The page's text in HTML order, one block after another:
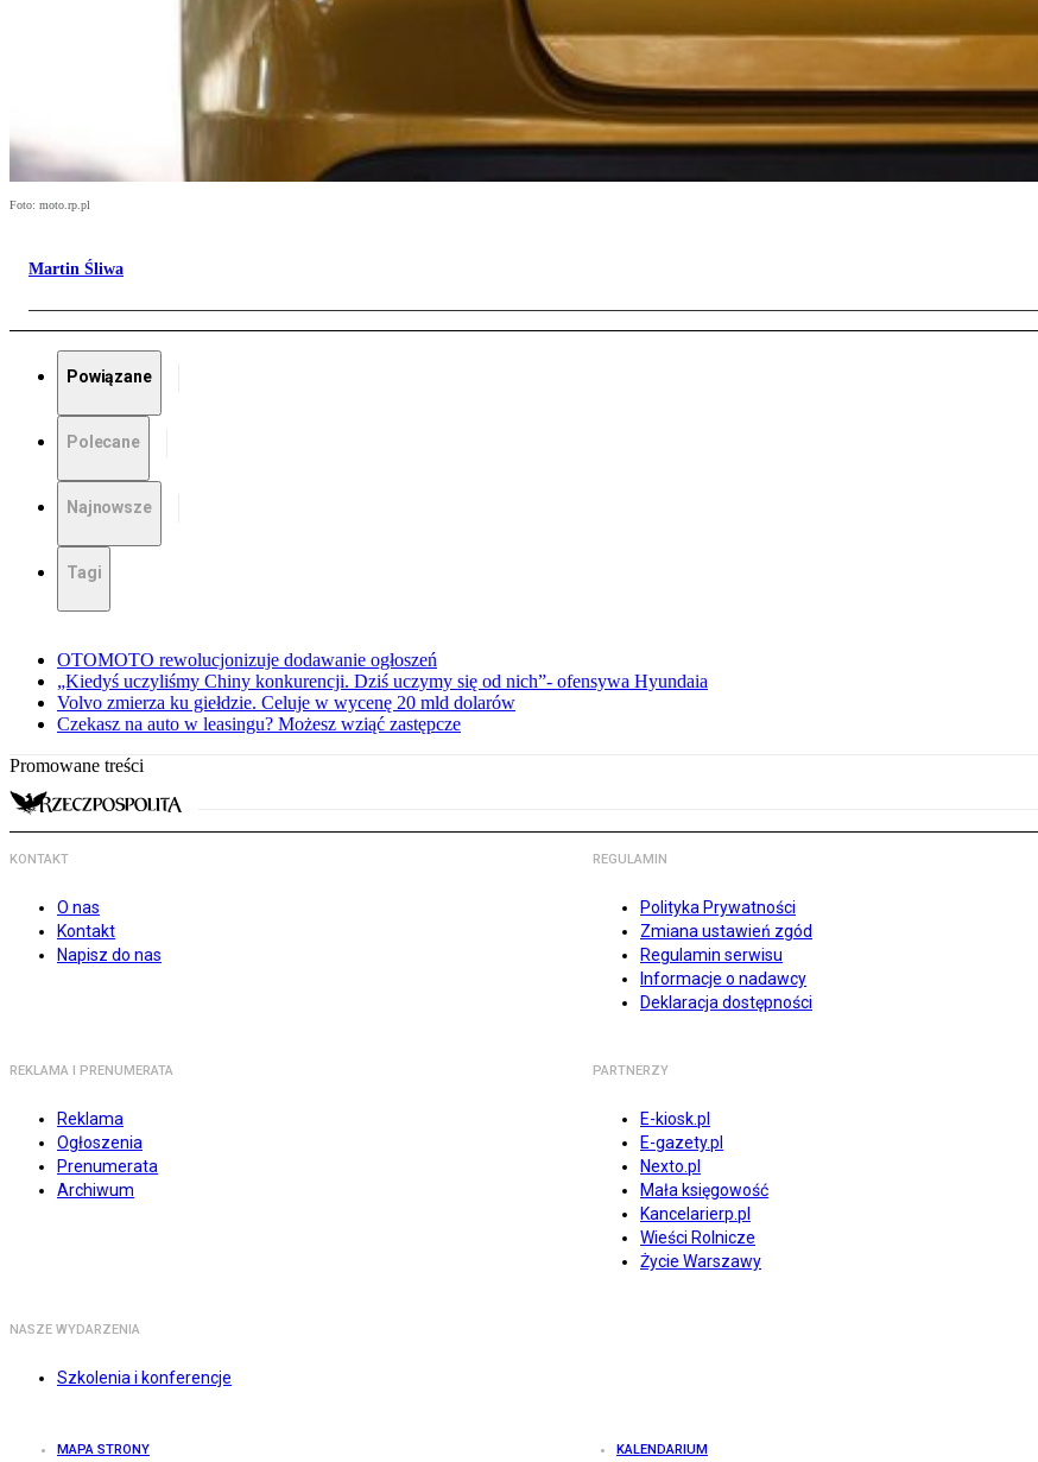
Foto: moto.rp.pl
Martin Śliwa
Powiązane
Polecane
Najnowsze
Tagi
OTOMOTO rewolucjonizuje dodawanie ogłoszeń
„Kiedyś uczyliśmy Chiny konkurencji. Dziś uczymy się od nich”- ofensywa Hyundaia
Volvo zmierza ku giełdzie. Celuje w wycenę 20 mld dolarów
Czekasz na auto w leasingu? Możesz wziąć zastępcze
Promowane treści
KONTAKT
O nas
Kontakt
Napisz do nas
REGULAMIN
Polityka Prywatności
Zmiana ustawień zgód
Regulamin serwisu
Informacje o nadawcy
Deklaracja dostępności
REKLAMA I PRENUMERATA
Reklama
Ogłoszenia
Prenumerata
Archiwum
PARTNERZY
E-kiosk.pl
E-gazety.pl
Nexto.pl
Mała księgowość
Kancelarierp.pl
Wieści Rolnicze
Życie Warszawy
NASZE WYDARZENIA
Szkolenia i konferencje
MAPA STRONY KALENDARIUM